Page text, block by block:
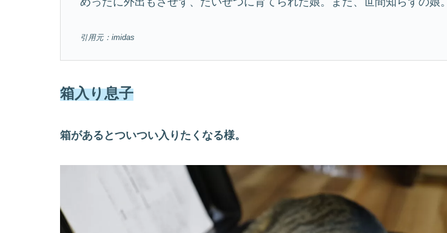
引用元：imidas
箱入り息子
箱があるとついつい入りたくなる様。